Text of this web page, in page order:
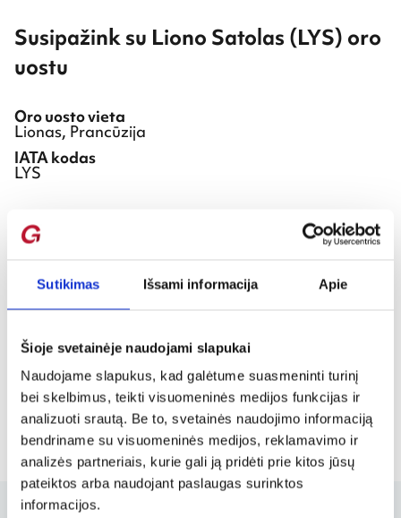
Sutikimas Išsami informacija Apie
Šioje svetainėje naudojami slapukai
Naudojame slapukus, kad galėtume suasmeninti turinį
bei skelbimus, teikti visuomeninės medijos funkcijas ir
analizuoti srautą. Be to, svetainės naudojimo informaciją
bendriname su visuomeninės medijos, reklamavimo ir
analizės partneriais, kurie gali ją pridėti prie kitos jūsų
pateiktos arba naudojant paslaugas surinktos
informacijos.
Susipažink su Liono Satolas (LYS) oro
uostu
Oro uosto vieta
Lionas, Prancūzija
IATA kodas
LYS
Daugiau populiarių krypčių iš Liono
Satolas (LYS) oro uosto